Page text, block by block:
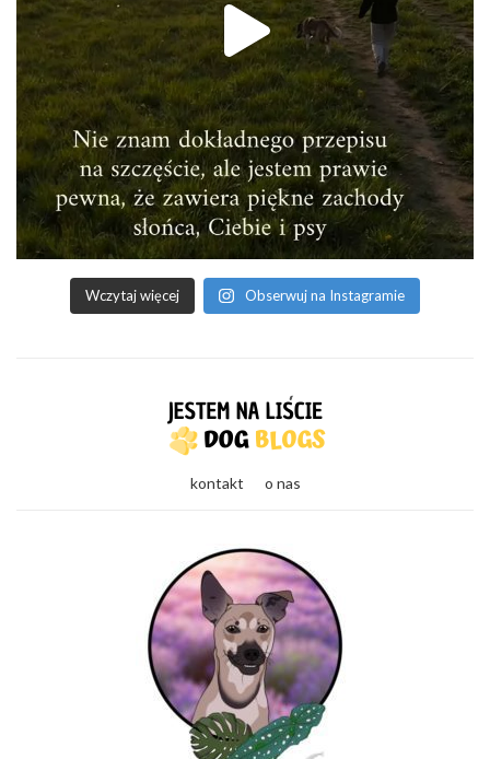
Wczytaj więcej Obserwuj na Instagramie
kontakt o nas